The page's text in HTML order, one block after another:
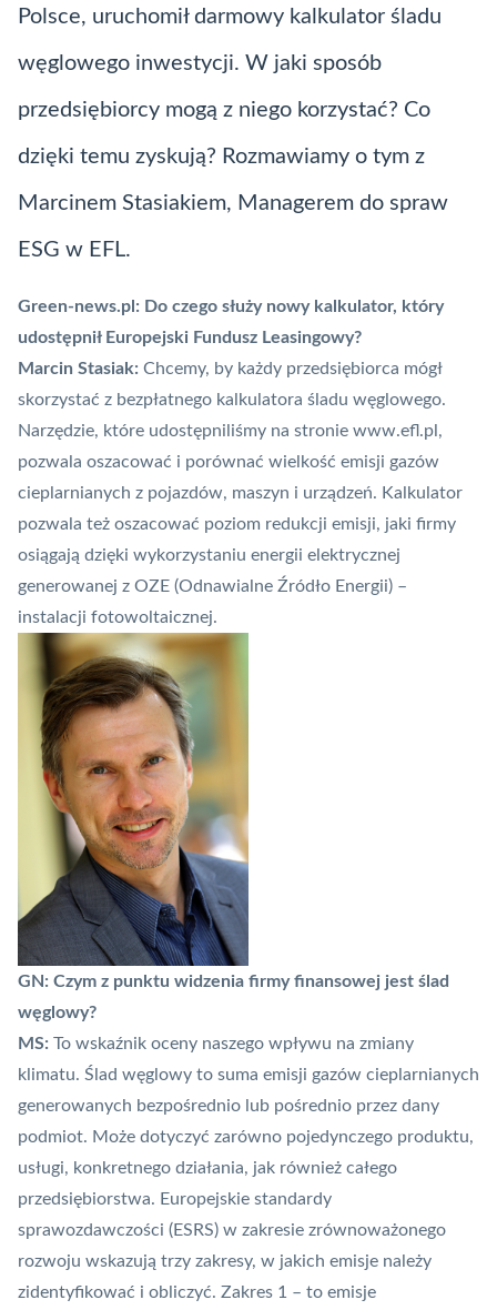
Polsce, uruchomił darmowy kalkulator śladu
węglowego inwestycji. W jaki sposób
przedsiębiorcy mogą z niego korzystać? Co
dzięki temu zyskują? Rozmawiamy o tym z
Marcinem Stasiakiem, Managerem do spraw
ESG w EFL.
Green-news.pl: Do czego służy nowy kalkulator, który
udostępnił Europejski Fundusz Leasingowy?
Marcin Stasiak: Chcemy, by każdy przedsiębiorca mógł
skorzystać z bezpłatnego kalkulatora śladu węglowego.
Narzędzie, które udostępniliśmy na stronie www.efl.pl ,
pozwala oszacować i porównać wielkość emisji gazów
cieplarnianych z pojazdów, maszyn i urządzeń. Kalkulator
pozwala też oszacować poziom redukcji emisji, jaki firmy
osiągają dzięki wykorzystaniu energii elektrycznej
generowanej z OZE (Odnawialne Źródło Energii) –
instalacji fotowoltaicznej.
GN: Czym z punktu widzenia firmy finansowej jest ślad
węglowy?
MS: To wskaźnik oceny naszego wpływu na zmiany
klimatu. Ślad węglowy to suma emisji gazów cieplarnianych
generowanych bezpośrednio lub pośrednio przez dany
podmiot. Może dotyczyć zarówno pojedynczego produktu,
usługi, konkretnego działania, jak również całego
przedsiębiorstwa. Europejskie standardy
sprawozdawczości (ESRS) w zakresie zrównoważonego
rozwoju wskazują trzy zakresy, w jakich emisje należy
zidentyfikować i obliczyć. Zakres 1 – to emisje